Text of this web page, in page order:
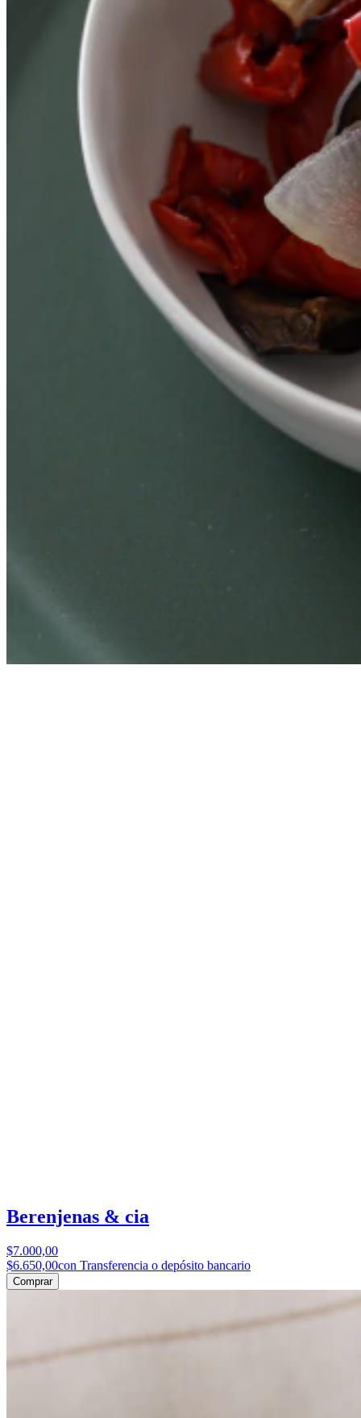
Berenjenas & cia
$7.000,00
$6.650,00con Transferencia o depósito bancario
Comprar